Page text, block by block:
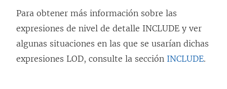
Para obtener más información sobre las
expresiones de nivel de detalle INCLUDE y ver
algunas situaciones en las que se usarían dichas
expresiones LOD, consulte la sección INCLUDE.